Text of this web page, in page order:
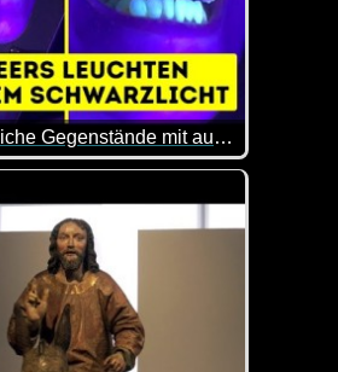
15 gewöhnliche Gegenstände mit außergewöhnlichen Eigenschaften
du mal wieder ein paar interessante